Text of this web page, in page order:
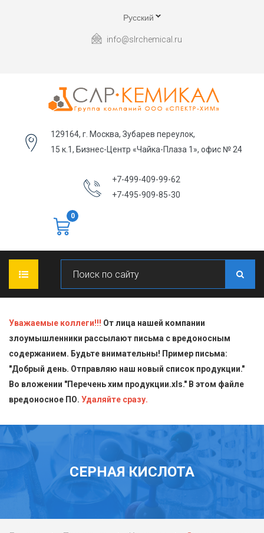
Русский
info@slrchemical.ru
129164, г. Москва, Зубарев переулок,
15 к.1, Бизнес-Центр «Чайка-Плаза 1», офис № 24
+7-499-409-99-62
+7-495-909-85-30
0
О КОМПАНИИ
ПРОДУКЦИЯ
Блескообразующие добавки
Индикаторы
Кислоты
Пищевая химия для производств
Стандарт-титры
СТАТЬИ
ДОСТАВКА
СЕРТИФИКАТЫ
КОНТАКТЫ
Уважаемые коллеги!!! От лица нашей компании
злоумышленники рассылают письма с вредоносным
содержанием. Будьте внимательны! Пример письма:
"Добрый день. Отправляю наш новый список продукции."
Во вложении "Перечень хим продукции.xls." В этом файле
вредоносное ПО. Удаляйте сразу.
СЕРНАЯ КИСЛОТА